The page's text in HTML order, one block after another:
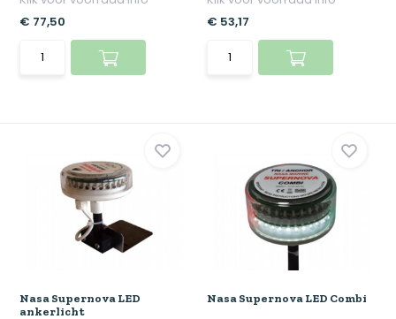
€ 77,50
€ 53,17
Nasa Supernova LED
ankerlicht
Nasa Supernova LED Combi